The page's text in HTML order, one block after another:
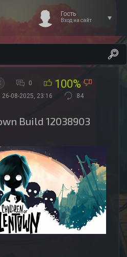
Гость
Вход на сайт
0 100%
26-08-2025, 23:16 84
Build 12038903